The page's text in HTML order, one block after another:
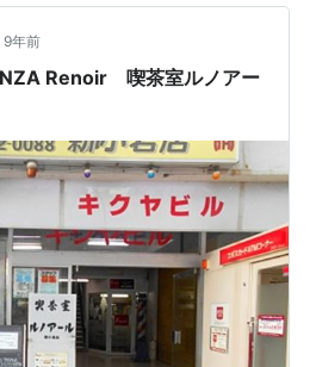
ェオーレを選択しました。 とよ
セット とよ八 東新小岩店 オム
9年前
Renoir 喫茶室ルノアー